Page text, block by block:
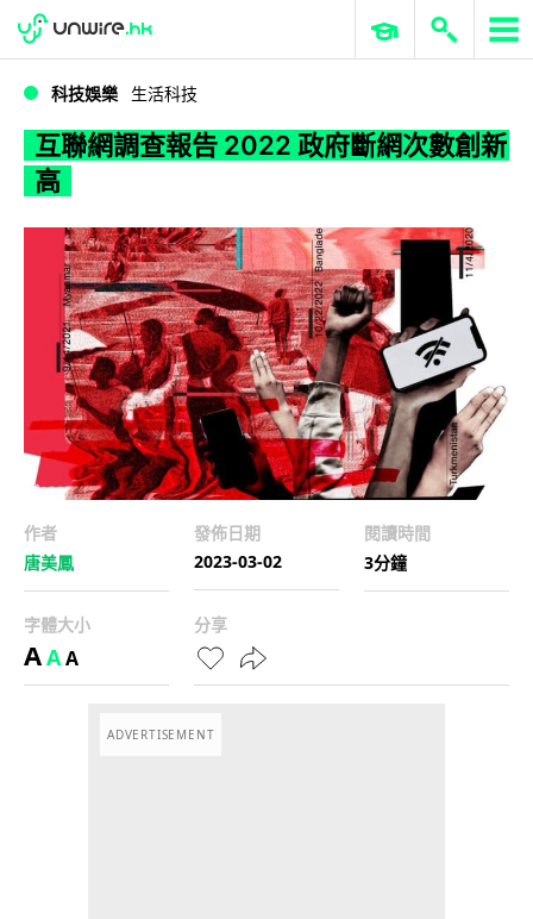
互聯網調查報告 2022 政府斷網次數創新高
WWDC 2026 ERP 與商業 AI
科技娛樂 生活科技
互聯網調查報告 2022 政府斷網次數創新
高
作者
唐美鳳
發佈日期
2023-03-02
閱讀時間
3分鐘
字體大小
AAA
分享
ADVERTISEMENT